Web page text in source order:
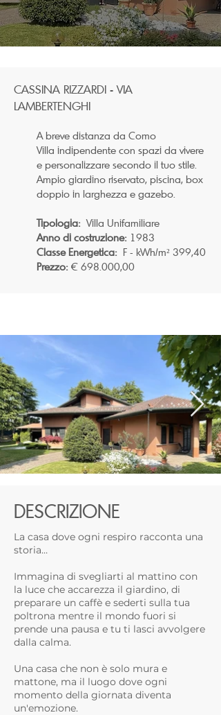
CASSINA RIZZARDI - VIA
LAMBERTENGHI
A breve distanza da Como
Villa indipendente con spazi da vivere
e personalizzare secondo il tuo stile.
Ampio giardino riservato, piscina, box
doppio in larghezza e gazebo.
Tipologia: Villa Unifamiliare
Anno di costruzione: 1983
Classe Energetica: F - kWh/m² 399,40
Prezzo: € 698.000,00
DESCRIZIONE
La casa dove ogni respiro racconta una
storia…
Immagina di svegliarti al mattino con
la luce che accarezza il giardino, di
preparare un caffè e sederti sulla tua
poltrona mentre il mondo fuori si
prende una pausa e tu ti lasci avvolgere
dalla calma.
Una casa che non è solo mura e
mattone, ma il luogo dove ogni
momento della giornata diventa
un'emozione.